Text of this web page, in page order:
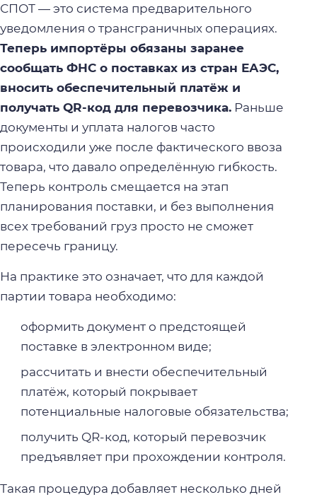
СПОТ — это система предварительного
уведомления о трансграничных операциях.
Теперь импортёры обязаны заранее
сообщать ФНС о поставках из стран ЕАЭС,
вносить обеспечительный платёж и
получать QR-код для перевозчика. Раньше
документы и уплата налогов часто
происходили уже после фактического ввоза
товара, что давало определённую гибкость.
Теперь контроль смещается на этап
планирования поставки, и без выполнения
всех требований груз просто не сможет
пересечь границу.
На практике это означает, что для каждой
партии товара необходимо:
оформить документ о предстоящей
поставке в электронном виде;
рассчитать и внести обеспечительный
платёж, который покрывает
потенциальные налоговые обязательства;
получить QR-код, который перевозчик
предъявляет при прохождении контроля.
Такая процедура добавляет несколько дней